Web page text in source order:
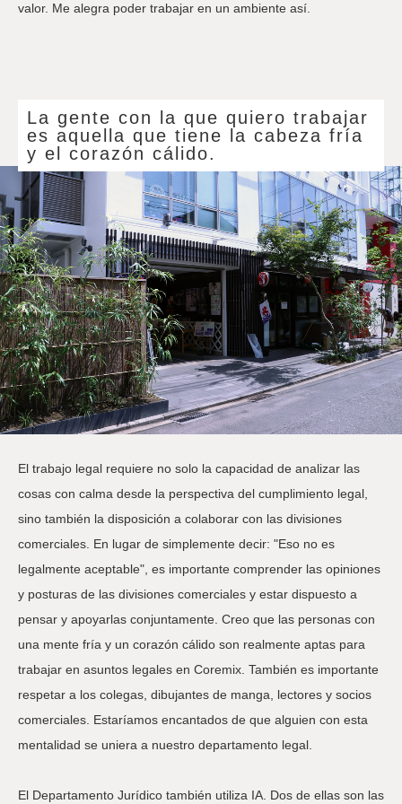
valor. Me alegra poder trabajar en un ambiente así.
La gente con la que quiero trabajar
es aquella que tiene la cabeza fría
y el corazón cálido.
El trabajo legal requiere no solo la capacidad de analizar las
cosas con calma desde la perspectiva del cumplimiento legal,
sino también la disposición a colaborar con las divisiones
comerciales. En lugar de simplemente decir: "Eso no es
legalmente aceptable", es importante comprender las opiniones
y posturas de las divisiones comerciales y estar dispuesto a
pensar y apoyarlas conjuntamente. Creo que las personas con
una mente fría y un corazón cálido son realmente aptas para
trabajar en asuntos legales en Coremix. También es importante
respetar a los colegas, dibujantes de manga, lectores y socios
comerciales. Estaríamos encantados de que alguien con esta
mentalidad se uniera a nuestro departamento legal.
El Departamento Jurídico también utiliza IA. Dos de ellas son las